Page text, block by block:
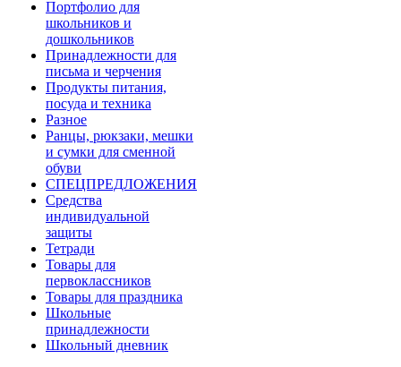
Портфолио для
школьников и
дошкольников
Принадлежности для
письма и черчения
Продукты питания,
посуда и техника
Разное
Ранцы, рюкзаки, мешки
и сумки для сменной
обуви
СПЕЦПРЕДЛОЖЕНИЯ
Средства
индивидуальной
защиты
Тетради
Товары для
первоклассников
Товары для праздника
Школьные
принадлежности
Школьный дневник